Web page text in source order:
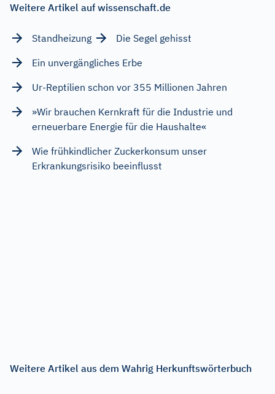
Weitere Artikel auf wissenschaft.de
Standheizung
Die Segel gehisst
Ein unvergängliches Erbe
Ur-Reptilien schon vor 355 Millionen Jahren
»Wir brauchen Kernkraft für die Industrie und
erneuerbare Energie für die Haushalte«
Wie frühkindlicher Zuckerkonsum unser
Erkrankungsrisiko beeinflusst
Weitere Artikel aus dem Wahrig Herkunftswörterbuch